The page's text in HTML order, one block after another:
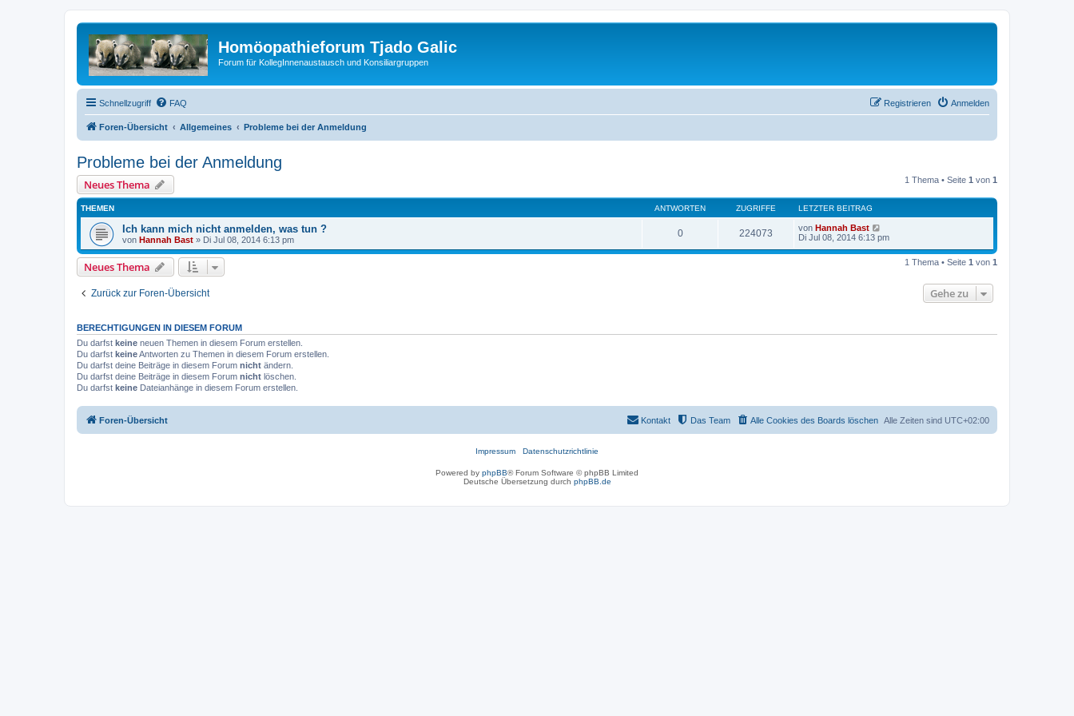
Homöopathieforum Tjado Galic
Forum für KollegInnenaustausch und Konsiliargruppen
Schnellzugriff FAQ Anmelden
Registrieren
Foren-Übersicht Allgemeines Probleme bei der Anmeldung
Probleme bei der Anmeldung
Neues Thema 1 Thema • Seite 1 von 1
THEMEN ANTWORTEN ZUGRIFFE LETZTER BEITRAG
Ich kann mich nicht anmelden, was tun ?
von Hannah Bast » Di Jul 08, 2014 6:13 pm
0 224073 von Hannah Bast
Di Jul 08, 2014 6:13 pm
Neues Thema 1 Thema • Seite 1 von 1
Zurück zur Foren-Übersicht Gehe zu
BERECHTIGUNGEN IN DIESEM FORUM
Du darfst keine neuen Themen in diesem Forum erstellen.
Du darfst keineAntworten zu Themen in diesem Forum erstellen.
Du darfst deine Beiträge in diesem Forum nicht ändern.
Du darfst deine Beiträge in diesem Forum nicht löschen.
Du darfst keine Dateianhänge in diesem Forum erstellen.
Foren-Übersicht Alle Zeiten sind UTC+02:00
Alle Cookies des Boards löschen
Das Team
Kontakt
Impressum Datenschutzrichtlinie
Powered by phpBB® Forum Software © phpBB Limited
Deutsche Übersetzung durch phpBB.de